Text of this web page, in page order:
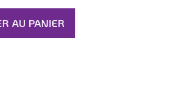
AU PANIER